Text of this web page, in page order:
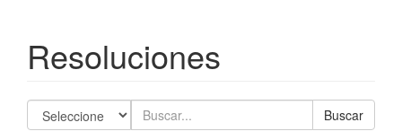
Resoluciones
Buscar